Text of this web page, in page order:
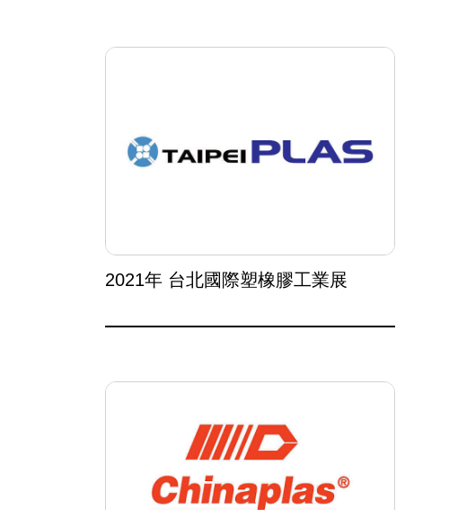
2021年 台北國際塑橡膠工業展